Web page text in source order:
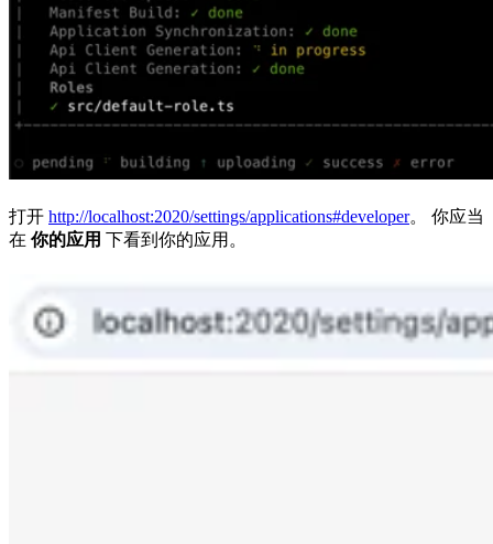
打开 http://localhost:2020/settings/applications#developer。 你应当
在 你的应用 下看到你的应用。